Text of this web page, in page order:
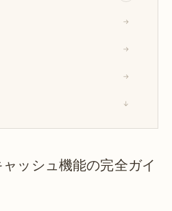
→
→
→
↓
ッシュ機能の完全ガイ